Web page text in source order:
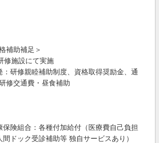
補助補足＞
修施設にて実施
：研修親睦補助制度、資格取得奨励金、通
修交通費・昼食補助
保険組合：各種付加給付（医療費自己負担
ドック受診補助等 独自サービスあり）